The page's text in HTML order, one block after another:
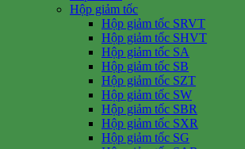
Hộp giảm tốc
Hộp giảm tốc SRVT
Hộp giảm tốc SHVT
Hộp giảm tốc SA
Hộp giảm tốc SB
Hộp giảm tốc SZT
Hộp giảm tốc SW
Hộp giảm tốc SBR
Hộp giảm tốc SXR
Hộp giảm tốc SG